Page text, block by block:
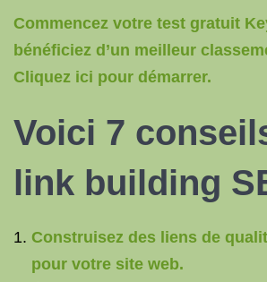
Commencez votre test gratuit
bénéficiez d’un meilleur
Cliquez ici pour démarrer.
Voici 7
link building
Construisez des liens de
pour votre site web.